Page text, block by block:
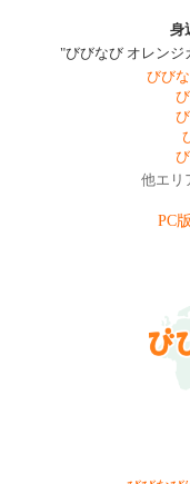
身
"びびなび オレンジ
びび
他エリ
PC版